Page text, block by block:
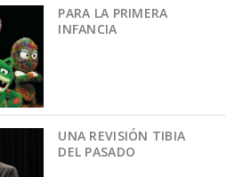
PARA LA PRIMERA
INFANCIA
UNA REVISIÓN TIBIA
DEL PASADO